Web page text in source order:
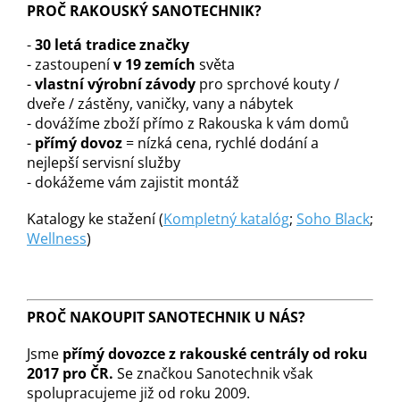
PROČ RAKOUSKÝ SANOTECHNIK?
-30 letá tradice značky
- zastoupenív 19 zemích světa
-vlastní výrobní závody pro sprchové kouty /
dveře / zástěny, vaničky, vany a nábytek
- dovážíme zboží přímo z Rakouska k vám domů
- přímý dovoz= nízká cena, rychlé dodání a
nejlepší servisní služby
- dokážeme vám zajistit montáž
Katalogy ke stažení (Kompletný katalóg; Soho Black;
Wellness)
PROČ NAKOUPIT SANOTECHNIK U NÁS?
Jsme přímý dovozce z rakouské centrály od roku
2017 pro ČR. Se značkou Sanotechnik však
spolupracujeme již od roku 2009.